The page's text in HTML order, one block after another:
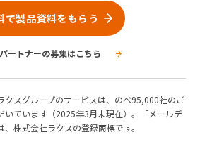
で製品資料をもらう
ートナーの募集はこちら
クスグループのサービスは、のべ95,000社のご
いています（2025年3月末現在）。「メールデ
、株式会社ラクスの登録商標です。